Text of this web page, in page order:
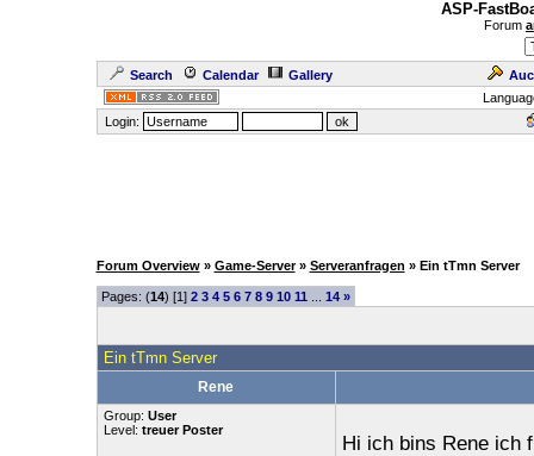
ASP-
Forum
Search Calendar Gallery
Login:
Forum Overview » Game-Server » Serveranfragen » Ein tTmn Server
Pages: (14) [1] 2 3 4 5 6 7 8 9 10 11 14 »
Ein tTmn Server
Rene
Group: User
Level: treuer Poster
Hi ich bins Rene ich